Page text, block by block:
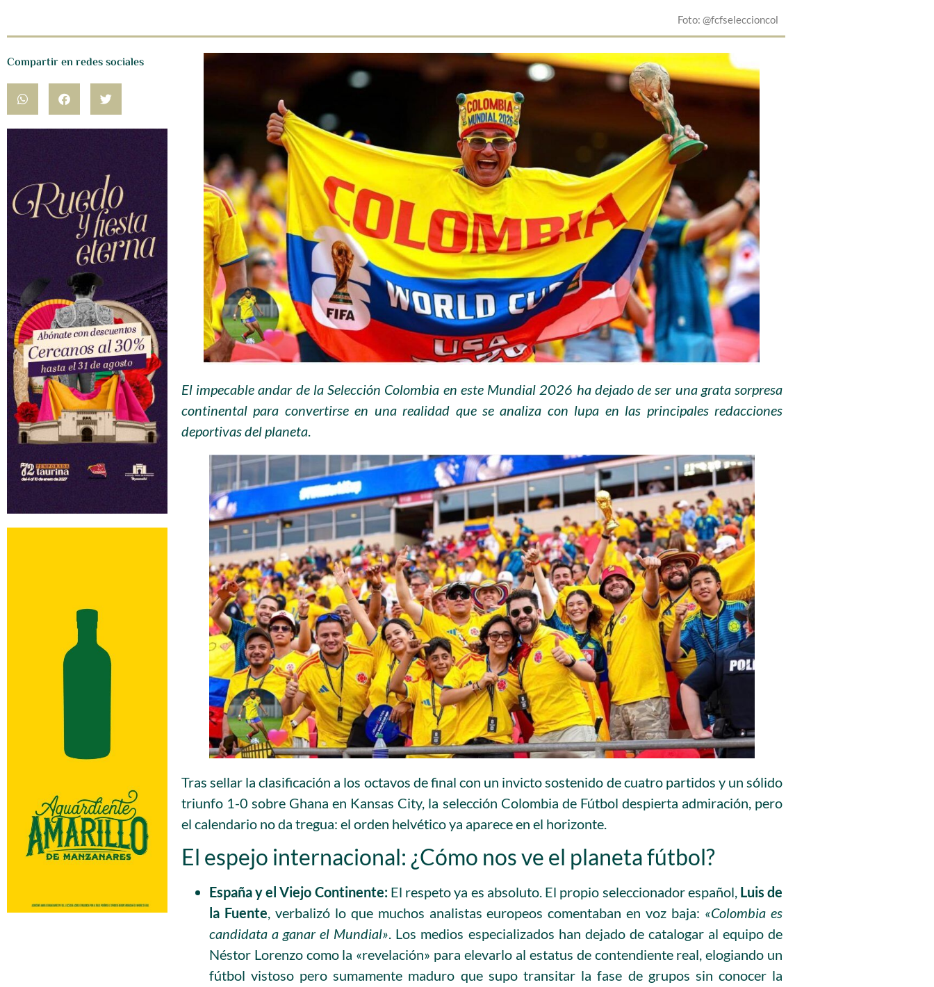
Foto: @fcfseleccioncol
Compartir en redes sociales
El impecable andar de la Selección Colombia en este Mundial 2026 ha dejado de ser una grata sorpresa
continental para convertirse en una realidad que se analiza con lupa en las principales redacciones
deportivas del planeta.
Tras sellar la clasificación a los octavos de final con un invicto sostenido de cuatro partidos y un sólido
triunfo 1-0 sobre Ghana en Kansas City, la selección Colombia de Fútbol despierta admiración, pero
el calendario no da tregua: el orden helvético ya aparece en el horizonte.
El espejo internacional: ¿Cómo nos ve el planeta fútbol?
España y el Viejo Continente:El respeto ya es absoluto. El propio seleccionador español, Luis de
la Fuente, verbalizó lo que muchos analistas europeos comentaban en voz baja: «Colombia es
candidata a ganar el Mundial». Los medios especializados han dejado de catalogar al equipo de
Néstor Lorenzo como la «revelación» para elevarlo al estatus de contendiente real, elogiando un
fútbol vistoso pero sumamente maduro que supo transitar la fase de grupos sin conocer la